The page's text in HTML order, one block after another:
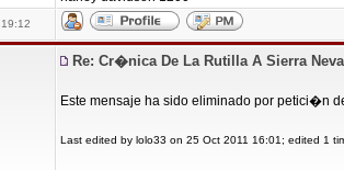
Re: Cr�nica De La Rutilla A Sierra
Este mensaje ha sido eliminado por petici�n
Last edited by lolo33 on 25 Oct 2011 16:01; edited 1